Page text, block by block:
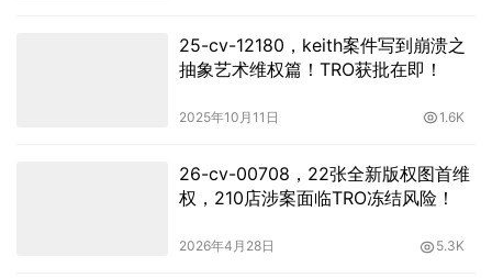
25-cv-12180，keith案件写到崩溃之
抽象艺术维权篇！TRO获批在即！
2025年10月11日 1.6K
26-cv-00708，22张全新版权图首维
权，210店涉案面临TRO冻结风险！
2026年4月28日 5.3K